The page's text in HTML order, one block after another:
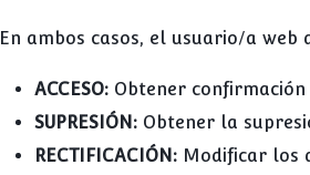
En ambos casos, el usuario/a
ACCESO: Obtener
SUPRESIÓN: Obtener la
RECTIFICACIÓN: Modificar los